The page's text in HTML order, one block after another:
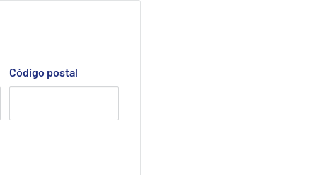
Código postal